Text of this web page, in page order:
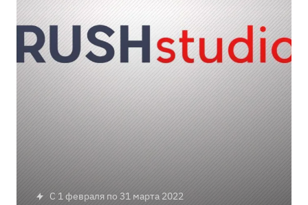
c 1 февраля по 31 марта 2022